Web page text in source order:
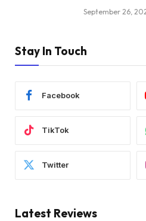
September 26,
Stay In Touch
Facebook
TikTok
Twitter
Latest Reviews